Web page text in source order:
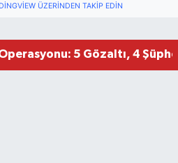
ÜZERINDEN TAKIP EDIN
5 Gözaltı, 4